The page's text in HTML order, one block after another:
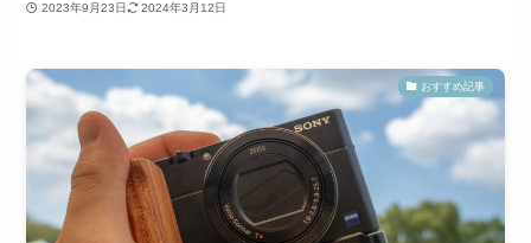
2023年9月23日 2024年3月12日
おすすめ記事